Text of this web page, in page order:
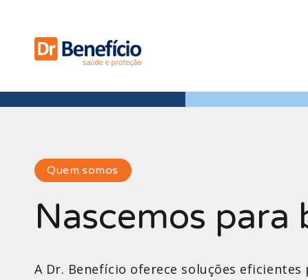
Quem somos
Nascemos para
A Dr. Benefício oferece soluções eficientes